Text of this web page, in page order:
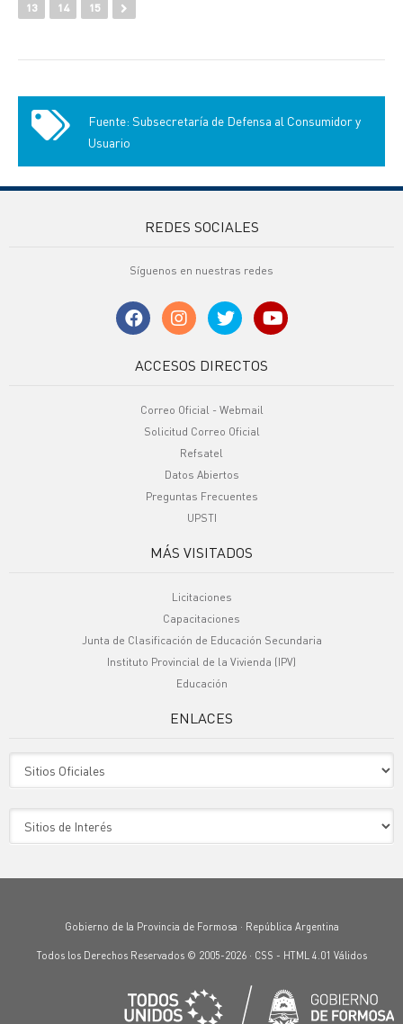
13
14 15
Fuente: Subsecretaría de Defensa al Consumidor y
Usuario
REDES SOCIALES
Síguenos en nuestras redes
ACCESOS DIRECTOS
Correo Oficial - Webmail
Solicitud Correo Oficial
Refsatel
Datos Abiertos
Preguntas Frecuentes
UPSTI
MÁS VISITADOS
Licitaciones
Capacitaciones
Junta de Clasificación de Educación Secundaria
Instituto Provincial de la Vivienda (IPV)
Educación
ENLACES
Gobierno de la Provincia de Formosa · República Argentina
Todos los Derechos Reservados © 2005-2026 · CSS - HTML 4.01 Válidos